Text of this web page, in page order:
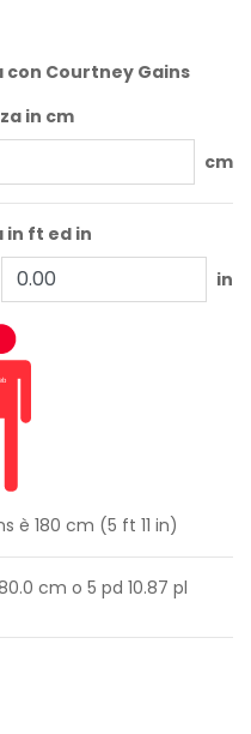
Courtney Gains
in cm
cm
in ft ed in
in
è 180 cm (5 ft 11 in)
cm o 5 pd 10.87 pl